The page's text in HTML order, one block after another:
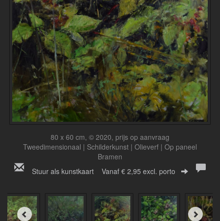
80 x 60 cm, © 2020, prijs op aanvraag
Tweedimensionaal | Schilderkunst | Olieverf | Op paneel
Bramen
Stuur als kunstkaart Vanaf € 2,95 excl. porto